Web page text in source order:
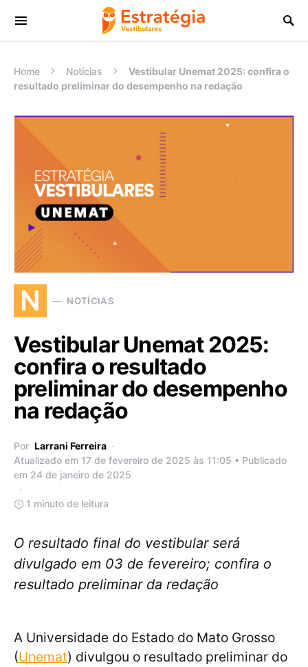
Procurar:
Home Notícias
Vestibular Unemat 2025: confira o
resultado preliminar do desempenho na redação
N NOTÍCIAS
Vestibular Unemat 2025:
confira o resultado
preliminar do desempenho
na redação
Por Larrani Ferreira
Atualizado em 17 de fevereiro de 2025 às 11:05 • Publicado
em 24 de janeiro de 2025
1 minuto de leitura
O resultado final do vestibular será
divulgado em 03 de fevereiro; confira o
resultado preliminar da redação
A Universidade do Estado do Mato Grosso
(Unemat) divulgou o resultado preliminar do